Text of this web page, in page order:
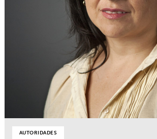
AUTORIDADES